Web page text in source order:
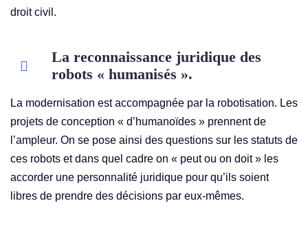
droit civil.
La reconnaissance juridique des
robots « humanisés ».
La modernisation est accompagnée par la robotisation. Les
projets de conception « d’humanoïdes » prennent de
l’ampleur. On se pose ainsi des questions sur les statuts de
ces robots et dans quel cadre on « peut ou on doit » les
accorder une personnalité juridique pour qu’ils soient
libres de prendre des décisions par eux-mêmes.